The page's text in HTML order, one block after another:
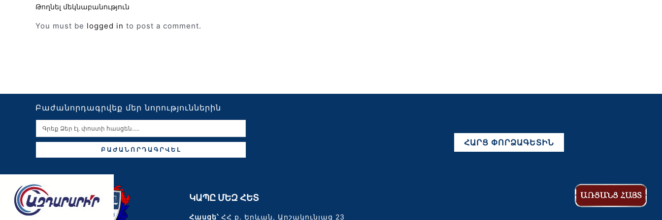
Թողնել մեկնաբանություն
You must be logged in to post a comment.
Բաժանորդագրվեք մեր նորություններին
ՀԱՐՑ ՓՈՐՁԱԳԵՏԻՆ
ԲԱԺԱՆՈՐԴԱԳՐՎԵԼ
ԿԱՊԸ ՄԵԶ ՀԵՏ
Հասցե՝ՀՀ ք. Երևան, Արշակունյաց 23